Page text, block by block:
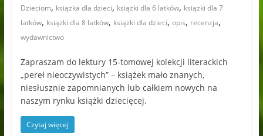
Dzieciom, książka dla dzieci, książki dla 6 latków, książki dla 7
latków, książki dla 8 latków, książki dla dzieci, opis, recenzja,
wydawnictwo
Zapraszam do lektury 15-tomowej kolekcji literackich
„pereł nieoczywistych” – książek mało znanych,
niesłusznie zapomnianych lub całkiem nowych na
naszym rynku książki dziecięcej.
Czytaj więcej